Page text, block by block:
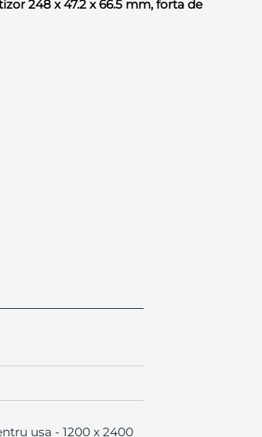
248 x 47.2 x 66.5 mm, forta de
usa - 1200 x 2400